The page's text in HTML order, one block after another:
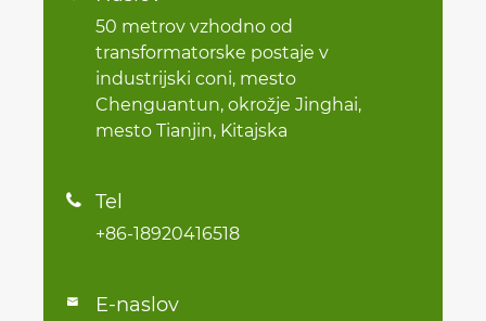
50 metrov vzhodno od
transformatorske postaje v
industrijski coni, mesto
Chenguantun, okrožje Jinghai,
mesto Tianjin, Kitajska
 Tel
+86-18920416518
 E-naslov